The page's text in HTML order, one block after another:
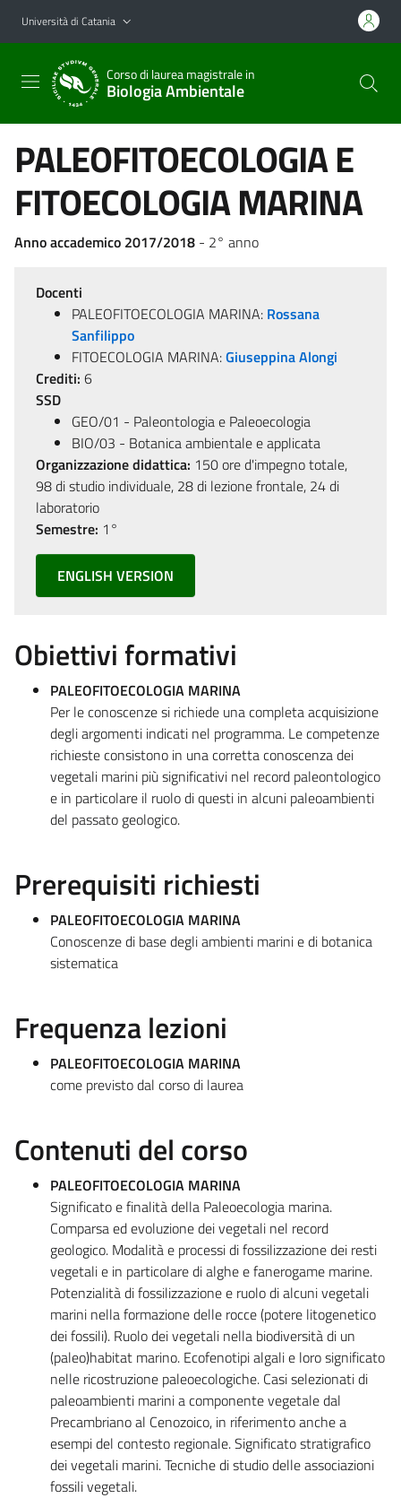
Vai al contenuto principale
Vai al menu di navigazione
Università di Catania
Corso di laurea magistrale in
Biologia Ambientale
PALEOFITOECOLOGIA E
FITOECOLOGIA MARINA
Anno accademico 2017/2018 - 2° anno
Docenti
PALEOFITOECOLOGIA MARINA: Rossana
Sanfilippo
FITOECOLOGIA MARINA:Giuseppina Alongi
Crediti: 6
SSD
GEO/01 - Paleontologia e Paleoecologia
BIO/03 - Botanica ambientale e applicata
Organizzazione didattica: 150 ore d'impegno totale,
98 di studio individuale, 28 di lezione frontale, 24 di
laboratorio
Semestre: 1°
ENGLISH VERSION
Obiettivi formativi
PALEOFITOECOLOGIA MARINA
Per le conoscenze si richiede una completa acquisizione
degli argomenti indicati nel programma. Le competenze
richieste consistono in una corretta conoscenza dei
vegetali marini più significativi nel record paleontologico
e in particolare il ruolo di questi in alcuni paleoambienti
del passato geologico.
Prerequisiti richiesti
PALEOFITOECOLOGIA MARINA
Conoscenze di base degli ambienti marini e di botanica
sistematica
Frequenza lezioni
PALEOFITOECOLOGIA MARINA
come previsto dal corso di laurea
Contenuti del corso
PALEOFITOECOLOGIA MARINA
Significato e finalità della Paleoecologia marina.
Comparsa ed evoluzione dei vegetali nel record
geologico. Modalità e processi di fossilizzazione dei resti
vegetali e in particolare di alghe e fanerogame marine.
Potenzialità di fossilizzazione e ruolo di alcuni vegetali
marini nella formazione delle rocce (potere litogenetico
dei fossili). Ruolo dei vegetali nella biodiversità di un
(paleo)habitat marino. Ecofenotipi algali e loro significato
nelle ricostruzione paleoecologiche. Casi selezionati di
paleoambienti marini a componente vegetale dal
Precambriano al Cenozoico, in riferimento anche a
esempi del contesto regionale. Significato stratigrafico
dei vegetali marini. Tecniche di studio delle associazioni
fossili vegetali.